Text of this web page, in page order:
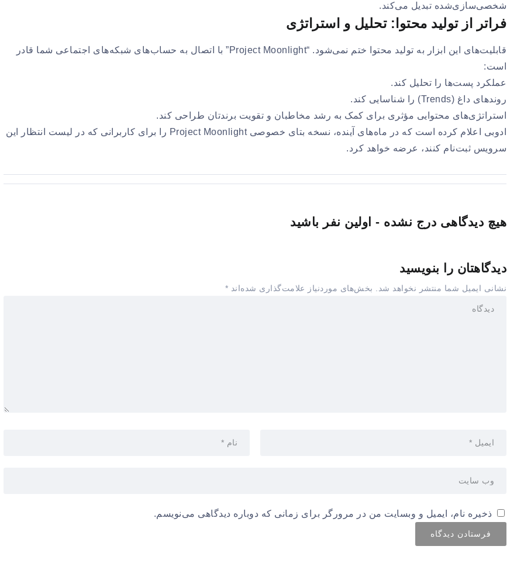
شخصی‌سازی‌شده تبدیل می‌کند.
فراتر از تولید محتوا: تحلیل و استراتژی
قابلیت‌های این ابزار به تولید محتوا ختم نمی‌شود. “Project Moonlight” با اتصال به حساب‌های شبکه‌های اجتماعی شما قادر
است:
عملکرد پست‌ها را تحلیل کند.
روندهای داغ (Trends) را شناسایی کند.
استراتژی‌های محتوایی مؤثری برای کمک به رشد مخاطبان و تقویت برندتان طراحی کند.
ادوبی اعلام کرده است که در ماه‌های آینده، نسخه بتای خصوصی Project Moonlight را برای کاربرانی که در لیست انتظار این
سرویس ثبت‌نام کنند، عرضه خواهد کرد.
هیچ دیدگاهی درج نشده - اولین نفر باشید
دیدگاهتان را بنویسید
نشانی ایمیل شما منتشر نخواهد شد. بخش‌های موردنیاز علامت‌گذاری شده‌اند *
ذخیره نام، ایمیل و وبسایت من در مرورگر برای زمانی که دوباره دیدگاهی می‌نویسم.